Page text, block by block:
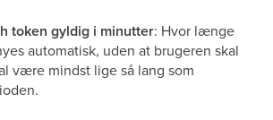
token gyldig i minutter: Hvor længe
automatisk, uden at brugeren skal
være mindst lige så lang som